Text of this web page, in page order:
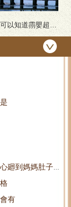
以知道霛嬰超度
不成功
廻到媽媽肚子裡
有